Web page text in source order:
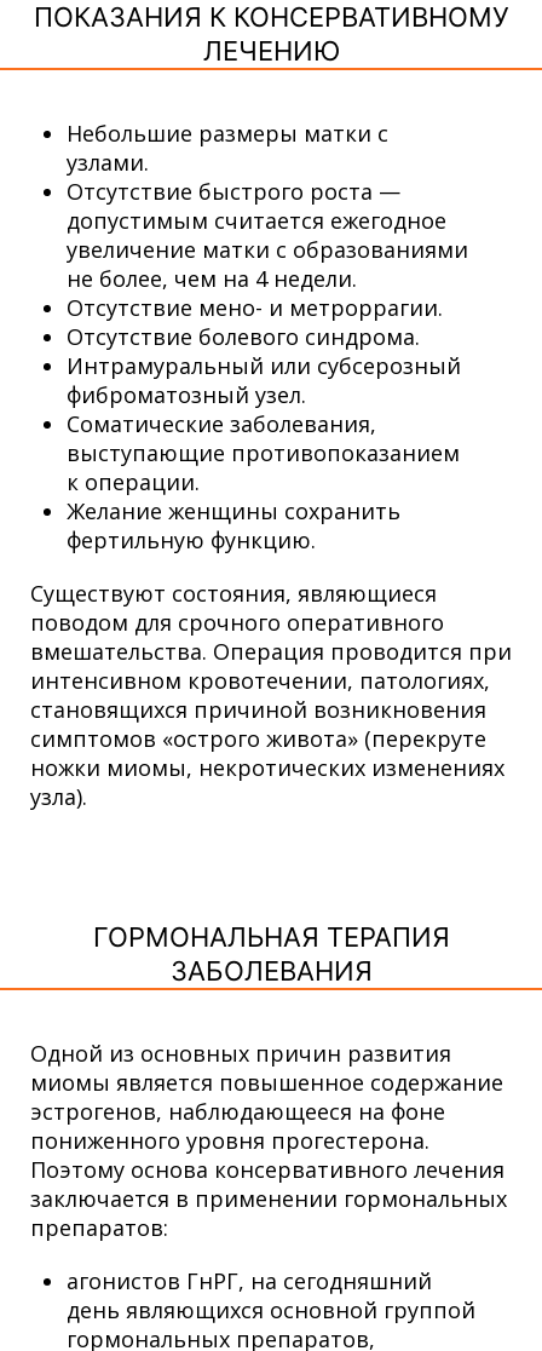
ПОКАЗАНИЯ К КОНСЕРВАТИВНОМУ
ЛЕЧЕНИЮ
Небольшие размеры матки с
узлами.
Отсутствие быстрого роста —
допустимым считается ежегодное
увеличение матки с образованиями
не более, чем на 4 недели.
Отсутствие мено- и метроррагии.
Отсутствие болевого синдрома.
Интрамуральный или субсерозный
фиброматозный узел.
Соматические заболевания,
выступающие противопоказанием
к операции.
Желание женщины сохранить
фертильную функцию.
Существуют состояния, являющиеся
поводом для срочного оперативного
вмешательства. Операция проводится при
интенсивном кровотечении, патологиях,
становящихся причиной возникновения
симптомов «острого живота» (перекруте
ножки миомы, некротических изменениях
узла).
ГОРМОНАЛЬНАЯ ТЕРАПИЯ
ЗАБОЛЕВАНИЯ
Одной из основных причин развития
миомы является повышенное содержание
эстрогенов, наблюдающееся на фоне
пониженного уровня прогестерона.
Поэтому основа консервативного лечения
заключается в применении гормональных
препаратов:
агонистов ГнРГ, на сегодняшний
день являющихся основной группой
гормональных препаратов,